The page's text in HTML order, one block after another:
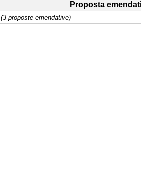
Proposta
(3 proposte emendative)